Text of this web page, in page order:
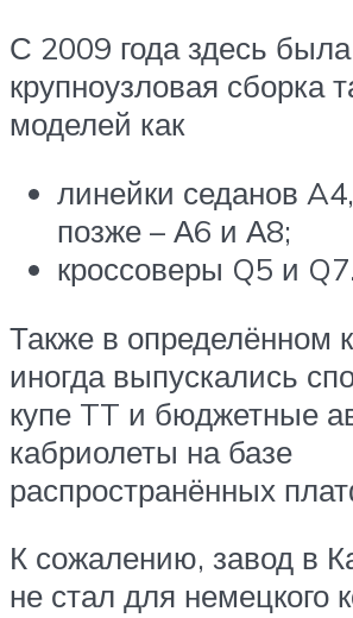
С 2009 года здесь
крупноузловая сборка
моделей как
линейки седанов
позже – А6 и А8;
кроссоверы Q5 и Q7.
Также в определённом
иногда выпускались
купе TT и бюджетные
кабриолеты на базе
распространённых
К сожалению, завод в
не стал для немецкого